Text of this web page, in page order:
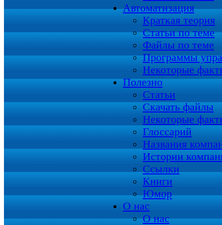
Автоматизация
Краткая теория
Статьи по теме
Файлы по теме
Программы
Некоторые
Полезно
Статьи
Скачать файлы
Некоторые
Глоссарий
Названия
Истории
Ссылки
Книги
Юмор
О нас
О нас